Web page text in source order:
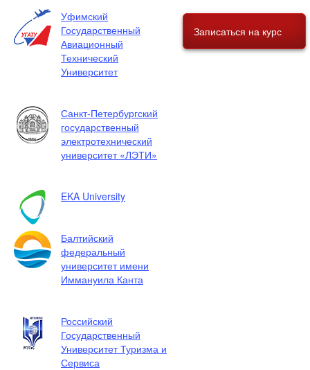
Уфимский
Государственный
Авиационный
Технический
Университет
Санкт-Петербургский
государственный
электротехнический
университет «ЛЭТИ»
EKA University
Балтийский
федеральный
университет имени
Иммануила Канта
Российский
Государственный
Университет Туризма и
Сервиса
Записаться на курс